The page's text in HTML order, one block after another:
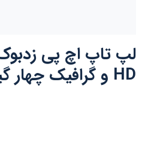
HD و گرافیک چهار گیگ انویدیا کوادرو T1000